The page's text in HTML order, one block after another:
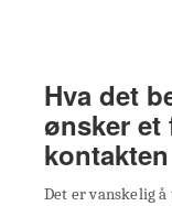
Hva det
ønsker
Det er vanskelig